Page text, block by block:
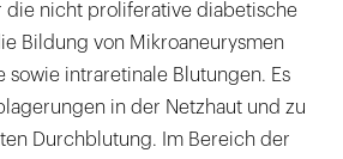
die nicht proliferative diabetische
Bildung von Mikroaneurysmen
sowie intraretinale Blutungen. Es
in der Netzhaut und zu
Durchblutung. Im Bereich der